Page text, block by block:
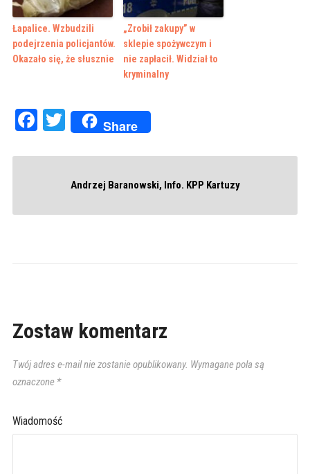
Łapalice. Wzbudzili
podejrzenia policjantów.
Okazało się, że słusznie
„Zrobił zakupy” w
sklepie spożywczym i
nie zapłacił. Widział to
kryminalny
Facebook
Twitter
Share
Andrzej Baranowski, Info. KPP Kartuzy
Zostaw komentarz
Twój adres e-mail nie zostanie opublikowany. Wymagane pola są
oznaczone *
Wiadomość